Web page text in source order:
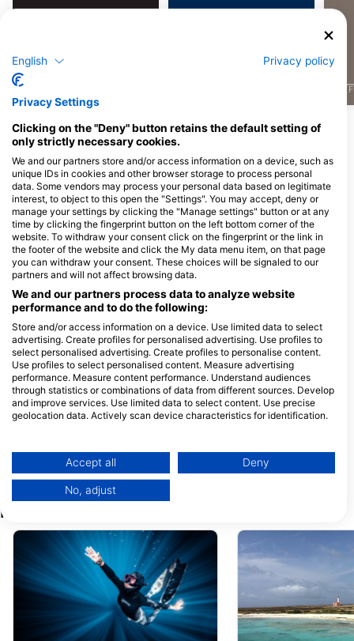
F
Прикажи још животиња
Ронилачки центри нуде услуге
угоститељства на овој ронилачкој
локацији
Relaxed Guided Dives
Martha Koosje 10, 0000CW
Willemstad, ЦУРАЦАО
Divers Republic
Playa Daaibooi z/n, 0000CW St
Willibrordus, ЦУРАЦАО
Rebel Diving Curaçao, passion & excellence
Granaatappelweg 126, 0000
Willemstad, ЦУРАЦАО
Duikschool Fred
Kaya Progreso 10-v7, 0000
Willemstad, ЦУРАЦАО
Playa Lagun L76, 0000
Lagun, ЦУРАЦАО
Duikstudio Leon
Kaya grote berg 9,
Grote Berg,
Goby Divers
Piscaderaweg,
Willemstad,
00000 Willemstad,
45 Druifweg,
ЦУРАЦАО
Ронилачке локације у близини
English Privacy policy
Privacy Settings
Clicking on the "Deny" button retains the default setting of
only strictly necessary cookies.
We and our partners store and/or access information on a device, such as
unique IDs in cookies and other browser storage to process personal
data. Some vendors may process your personal data based on legitimate
interest, to object to this open the "Settings". You may accept, deny or
manage your settings by clicking the "Manage settings" button or at any
time by clicking the fingerprint button on the left bottom corner of the
website. To withdraw your consent click on the fingerprint or the link in
the footer of the website and click the My data menu item, on that page
you can withdraw your consent. These choices will be signaled to our
partners and will not affect browsing data.
We and our partners process data to analyze website
performance and to do the following:
Store and/or access information on a device. Use limited data to select
advertising. Create profiles for personalised advertising. Use profiles to
select personalised advertising. Create profiles to personalise content.
Use profiles to select personalised content. Measure advertising
performance. Measure content performance. Understand audiences
through statistics or combinations of data from different sources. Develop
and improve services. Use limited data to select content. Use precise
geolocation data. Actively scan device characteristics for identification.
Data may be shared outside of the European Union and send to the USA.
Your consent and the cookie policy applies solely to this website/app.
View Partner List (1 IAB Vendors)
IAB processing purposes:
Store and/or access information on a device
Use limited data to select advertising
Create profiles for personalised advertising
Accept all Deny
No, adjust